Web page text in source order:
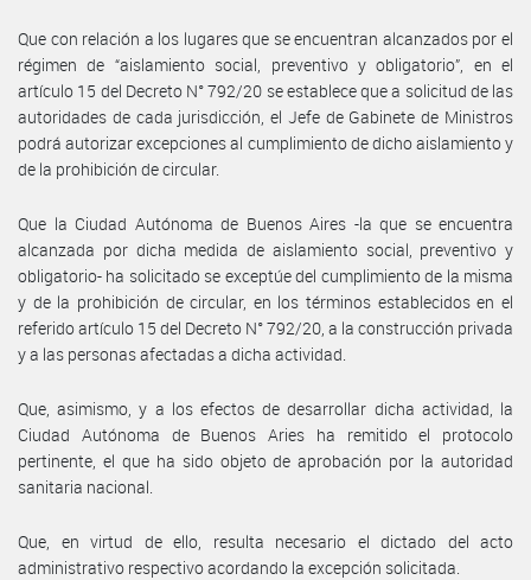
Que con relación a los lugares que se encuentran alcanzados por el
régimen de “aislamiento social, preventivo y obligatorio”, en el
artículo 15 del Decreto N° 792/20 se establece que a solicitud de las
autoridades de cada jurisdicción, el Jefe de Gabinete de Ministros
podrá autorizar excepciones al cumplimiento de dicho aislamiento y
de la prohibición de circular.
Que la Ciudad Autónoma de Buenos Aires -la que se encuentra
alcanzada por dicha medida de aislamiento social, preventivo y
obligatorio- ha solicitado se exceptúe del cumplimiento de la misma
y de la prohibición de circular, en los términos establecidos en el
referido artículo 15 del Decreto N° 792/20, a la construcción privada
y a las personas afectadas a dicha actividad.
Que, asimismo, y a los efectos de desarrollar dicha actividad, la
Ciudad Autónoma de Buenos Aries ha remitido el protocolo
pertinente, el que ha sido objeto de aprobación por la autoridad
sanitaria nacional.
Que, en virtud de ello, resulta necesario el dictado del acto
administrativo respectivo acordando la excepción solicitada.